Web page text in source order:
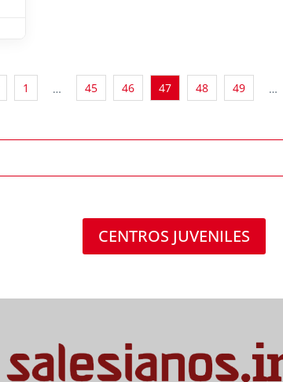
1 … 45 46 47 48 49 …
CENTROS JUVENILES